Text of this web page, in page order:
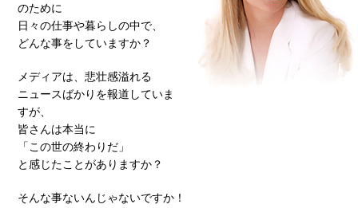
のために
日々の仕事や暮らしの中で、
どんな事をしていますか？
メディアは、悲壮感溢れる
ニュースばかりを報道していま
すが、
皆さんは本当に
「この世の終わりだ」
と感じたことがありますか？
そんな事ないんじゃないですか！